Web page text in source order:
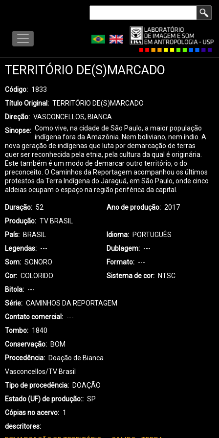
conteúdo
LISA
MENU
TERRITÓRIO DE(S)MARCADO
Código
1833
Título Original
TERRITÓRIO DE(S)MARCADO
Direção
VASCONCELLOS, BIANCA
Sinopse
Como vive, na cidade de São Paulo, a maior população
indígena fora da Amazônia. Nem boliviano, nem índio. A
nova geração de indígenas que luta por demarcação de terras
quer ser reconhecida pela etnia, pela cultura da qual é originária.
Este também é um modo de demarcar outro território, o do
preconceito. O Caminhos da Reportagem acompanhou os últimos
protestos da Terra Indígena do Jaraguá, em São Paulo, onde cinco
aldeias ocupam o espaço na região periférica da capital.
Duração 52 Ano de produção
2017
Produção
TV BRASIL
País
BRASIL Idioma
PORTUGUÊS
Legendas
--- Dublagem
---
Som
SONORO Formato
---
Cor
COLORIDO Sistema de cor
NTSC
Bitola
---
Série
CAMINHOS DA REPORTAGEM
Contato comercial
---
Tombo
1840
Conservação
BOM
Procedência
Doação de Bianca
Vasconcellos/TV Brasil
Tipo de procedência
DOAÇÃO
Estado (UF) de produção:
SP
Cópias no acervo
1
descritores